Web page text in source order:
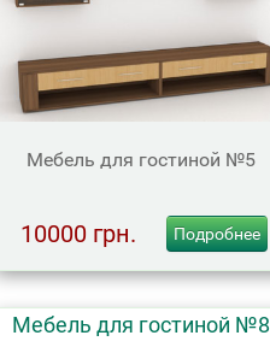
Мебель для гостиной №5
10000 грн. Подробнее
Мебель для гостиной №8